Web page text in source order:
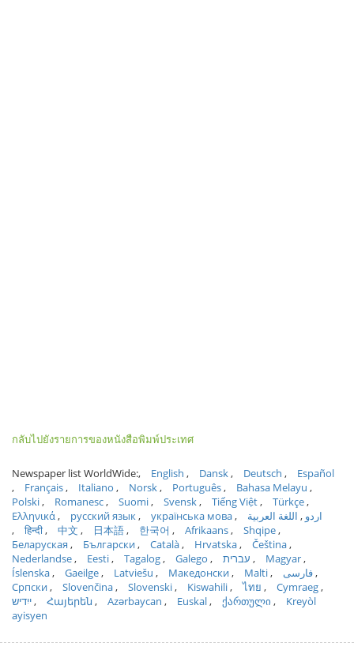
กลับไปยังรายการของหนังสือพิมพ์ประเทศ
Newspaper list WorldWide: English Dansk Deutsch
Español
Français
Italiano Norsk Português
Bahasa Melayu
Polski
Romanesc Suomi Svensk Tiếng Việt
Türkçe
Ελληνικά
русский язык українська мова اردو
اللغة العربية
हिन्दी
中文 日本語 한국어 Afrikaans
Shqipe
Беларуская
Български Català Hrvatska
Čeština
Nederlandse
Eesti Tagalog Galego עברית
Magyar
Íslenska
Gaeilge Latviešu Македонски Malti
فارسی
Српски
Slovenčina Slovenski Kiswahili ไทย
Cymraeg
ייִדיש
Հայերեն Azərbaycan Euskal ქართული
Kreyòl
ayisyen